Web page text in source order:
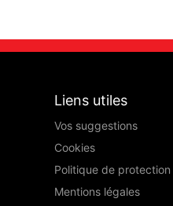
Liens utiles
Vos suggestions
Cookies
Politique de
Mentions légales